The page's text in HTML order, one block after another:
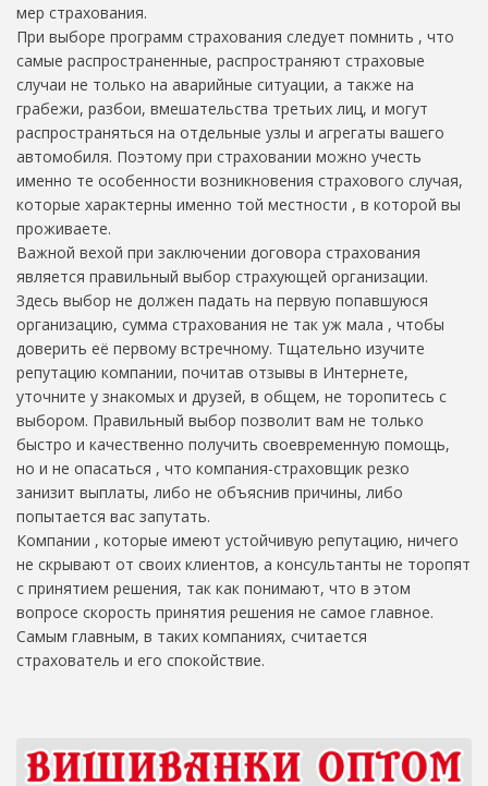
мер страхования.
При выборе программ страхования следует помнить , что
самые распространенные, распространяют страховые
случаи не только на аварийные ситуации, а также на
грабежи, разбои, вмешательства третьих лиц, и могут
распространяться на отдельные узлы и агрегаты вашего
автомобиля. Поэтому при страховании можно учесть
именно те особенности возникновения страхового случая,
которые характерны именно той местности , в которой вы
проживаете.
Важной вехой при заключении договора страхования
является правильный выбор страхующей организации.
Здесь выбор не должен падать на первую попавшуюся
организацию, сумма страхования не так уж мала , чтобы
доверить её первому встречному. Тщательно изучите
репутацию компании, почитав отзывы в Интернете,
уточните у знакомых и друзей, в общем, не торопитесь с
выбором. Правильный выбор позволит вам не только
быстро и качественно получить своевременную помощь,
но и не опасаться , что компания-страховщик резко
занизит выплаты, либо не объяснив причины, либо
попытается вас запутать.
Компании , которые имеют устойчивую репутацию, ничего
не скрывают от своих клиентов, а консультанты не торопят
с принятием решения, так как понимают, что в этом
вопросе скорость принятия решения не самое главное.
Самым главным, в таких компаниях, считается
страхователь и его спокойствие.